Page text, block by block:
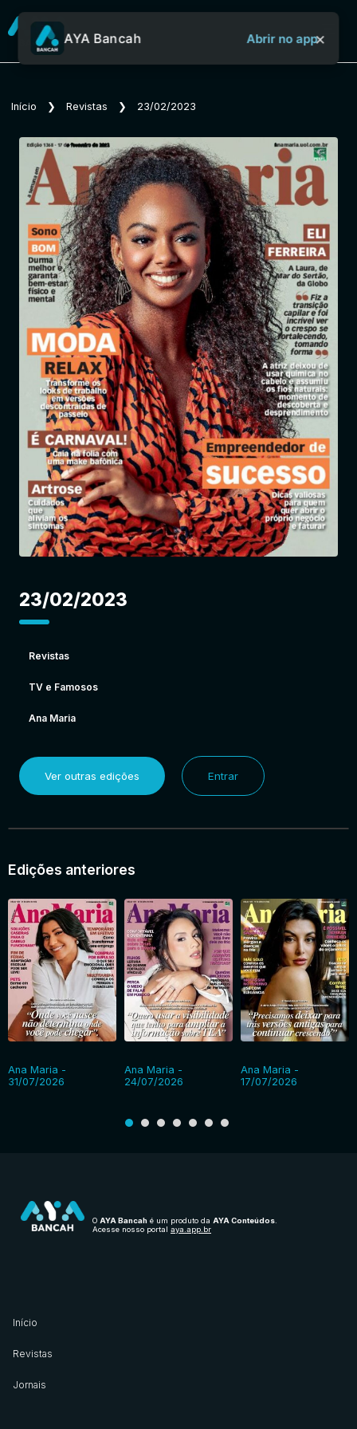
Sobre o Aya Bancah
Início
Revistas
Jornais
Notícias
Entrar
AYA Bancah Abrir no app×
Início ❯ Revistas ❯ 23/02/2023
23/02/2023
Revistas
TV e Famosos
Ana Maria
Ver outras edições Entrar
Edições anteriores
Ana Maria -
31/07/2026
Ana Maria -
24/07/2026
Ana Maria -
17/07/2026
O AYA Bancah é um produto da AYA Conteúdos
Acesse nosso portal aya.app.br
Início
Revistas
Jornais